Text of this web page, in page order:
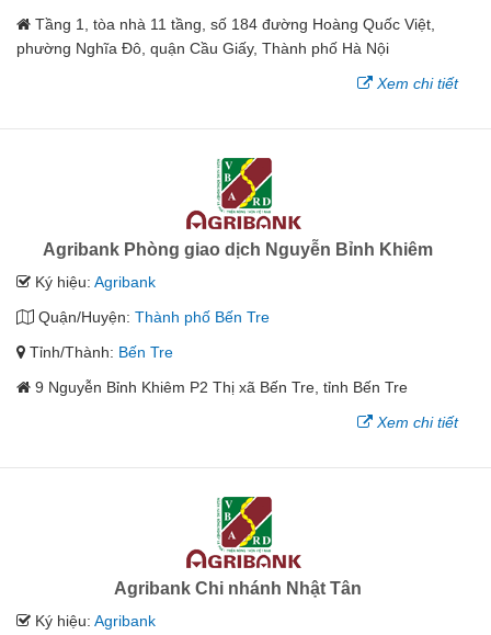
Tầng 1, tòa nhà 11 tầng, số 184 đường Hoàng Quốc Việt,
phường Nghĩa Đô, quận Cầu Giấy, Thành phố Hà Nội
Xem chi tiết
Agribank Phòng giao dịch Nguyễn Bỉnh Khiêm
Ký hiệu: Agribank
Quận/Huyện: Thành phố Bến Tre
Tỉnh/Thành: Bến Tre
9 Nguyễn Bỉnh Khiêm P2 Thị xã Bến Tre, tỉnh Bến Tre
Xem chi tiết
Agribank Chi nhánh Nhật Tân
Ký hiệu: Agribank